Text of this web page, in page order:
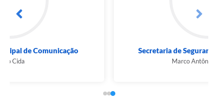
Secretaria de Segurança Pública e Trânsito